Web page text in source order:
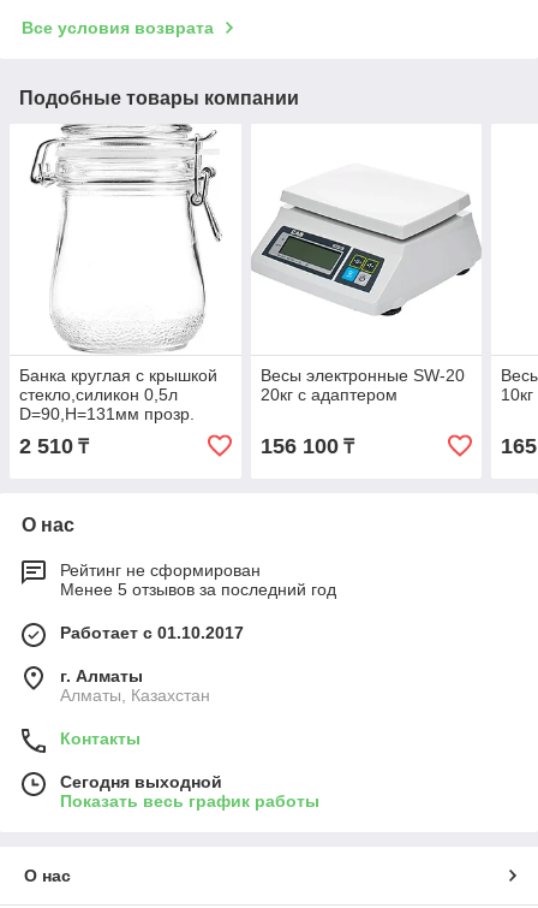
Все условия возврата
Подобные товары компании
Банка круглая с крышкой
стекло,силикон 0,5л
D=90,H=131мм прозр.
2 510 ₸
Весы электронные SW-20
20кг с адаптером
156 100₸
О нас
Рейтинг не сформирован
Менее 5 отзывов за последний год
Работает с 01.10.2017
г. Алматы
Алматы, Казахстан
Контакты
Сегодня выходной
Показать весь график работы
О нас